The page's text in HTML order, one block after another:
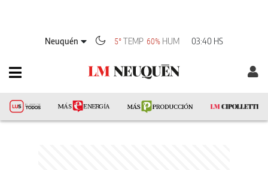
Neuquén 5° TEMP 60% HUM 03:40 HS